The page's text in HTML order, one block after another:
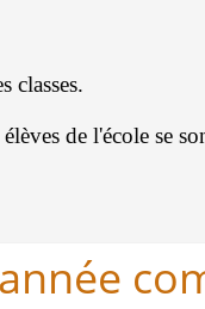
classes.
de l'école se